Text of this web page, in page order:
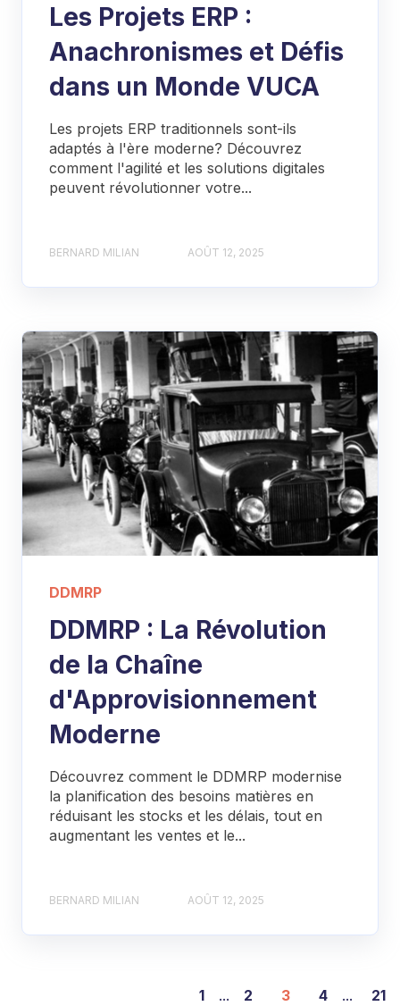
Les Projets ERP :
Anachronismes et Défis
dans un Monde VUCA
Les projets ERP traditionnels sont-ils
adaptés à l'ère moderne? Découvrez
comment l'agilité et les solutions digitales
peuvent révolutionner votre...
BERNARD MILIAN AOÛT 12, 2025
DDMRP
DDMRP : La Révolution
de la Chaîne
d'Approvisionnement
Moderne
Découvrez comment le DDMRP modernise
la planification des besoins matières en
réduisant les stocks et les délais, tout en
augmentant les ventes et le...
BERNARD MILIAN AOÛT 12, 2025
1 ... 2 3 4 ... 21